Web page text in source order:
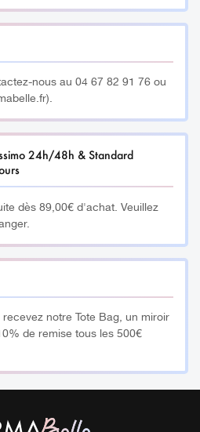
!
durable ✔
Face Liftingest né et s’est
Il s’agit d’un pays très réputé
de soins esthétiques. Il
l’international, notamment en
naturels et
En effet, c’est
qui vise à retrouver la
avoir recours aux méthodes
ou la chirurgie
de mauvaise utilisation de ce
nous au 04 67 82 91 76 ou
24h/48h & Standard
dès 89,00€ d'achat. Veuillez
notre Tote Bag, un miroir
de remise tous les 500€